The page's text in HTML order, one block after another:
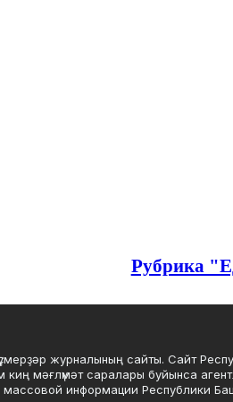
Рубрика
журналының сайты. Сайт
мәғлүмәт саралары буйынса
массовой информации Республики